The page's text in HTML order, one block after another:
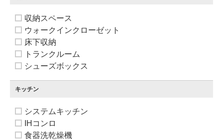
収納スペース
ウォークインクローゼット
床下収納
トランクルーム
シューズボックス
キッチン
システムキッチン
IHコンロ
食器洗乾燥機